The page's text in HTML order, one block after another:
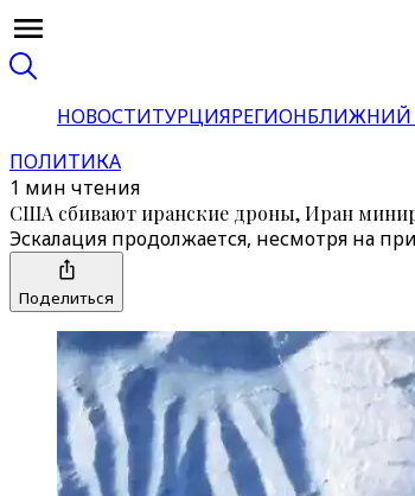
НОВОСТИТУРЦИЯРЕГИОНБЛИЖНИЙ
ПОЛИТИКА
1 мин чтения
США сбивают иранские дроны, Иран
Эскалация продолжается, несмотря на
Поделиться